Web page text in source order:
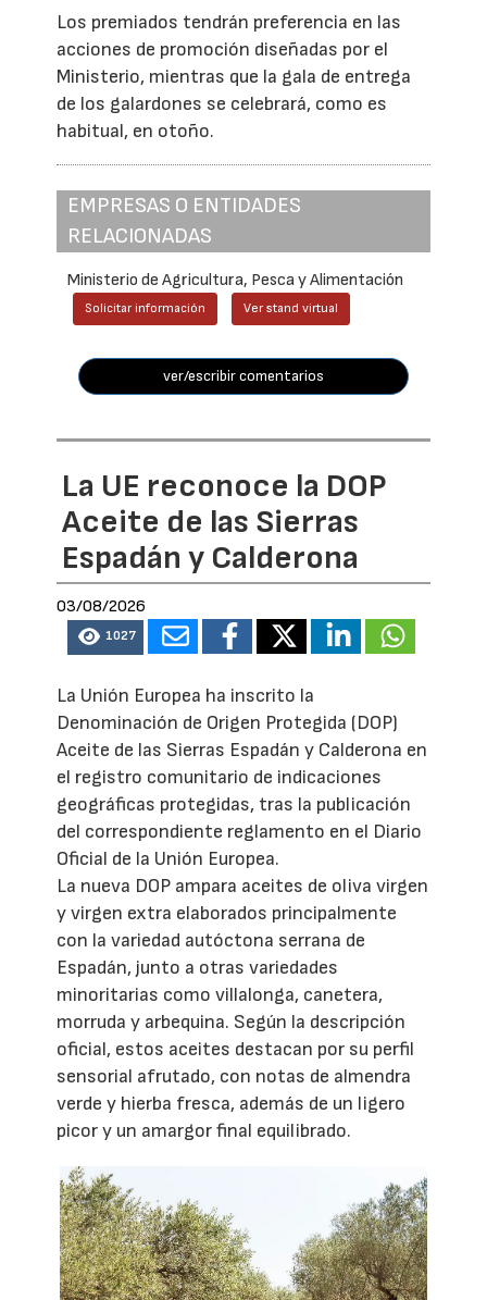
Los premiados tendrán preferencia en las
acciones de promoción diseñadas por el
Ministerio, mientras que la gala de entrega
de los galardones se celebrará, como es
habitual, en otoño.
EMPRESAS O ENTIDADES
RELACIONADAS
Ministerio de Agricultura, Pesca y Alimentación
Solicitar información Ver stand virtual
ver/escribir comentarios
La UE reconoce la DOP
Aceite de las Sierras
Espadán y Calderona
03/08/2026
1027
La Unión Europea ha inscrito la
Denominación de Origen Protegida (DOP)
Aceite de las Sierras Espadán y Calderona en
el registro comunitario de indicaciones
geográficas protegidas, tras la publicación
del correspondiente reglamento en el Diario
Oficial de la Unión Europea.
La nueva DOP ampara aceites de oliva virgen
y virgen extra elaborados principalmente
con la variedad autóctona serrana de
Espadán, junto a otras variedades
minoritarias como villalonga, canetera,
morruda y arbequina. Según la descripción
oficial, estos aceites destacan por su perfil
sensorial afrutado, con notas de almendra
verde y hierba fresca, además de un ligero
picor y un amargor final equilibrado.